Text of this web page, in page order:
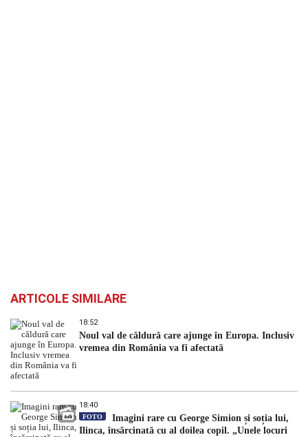
ARTICOLE SIMILARE
18:52
Noul val de căldură care ajunge în Europa. Inclusiv
vremea din România va fi afectată
18:40
FOTO
Imagini rare cu George Simion și soția lui,
Ilinca, însărcinată cu al doilea copil. „Unele locuri